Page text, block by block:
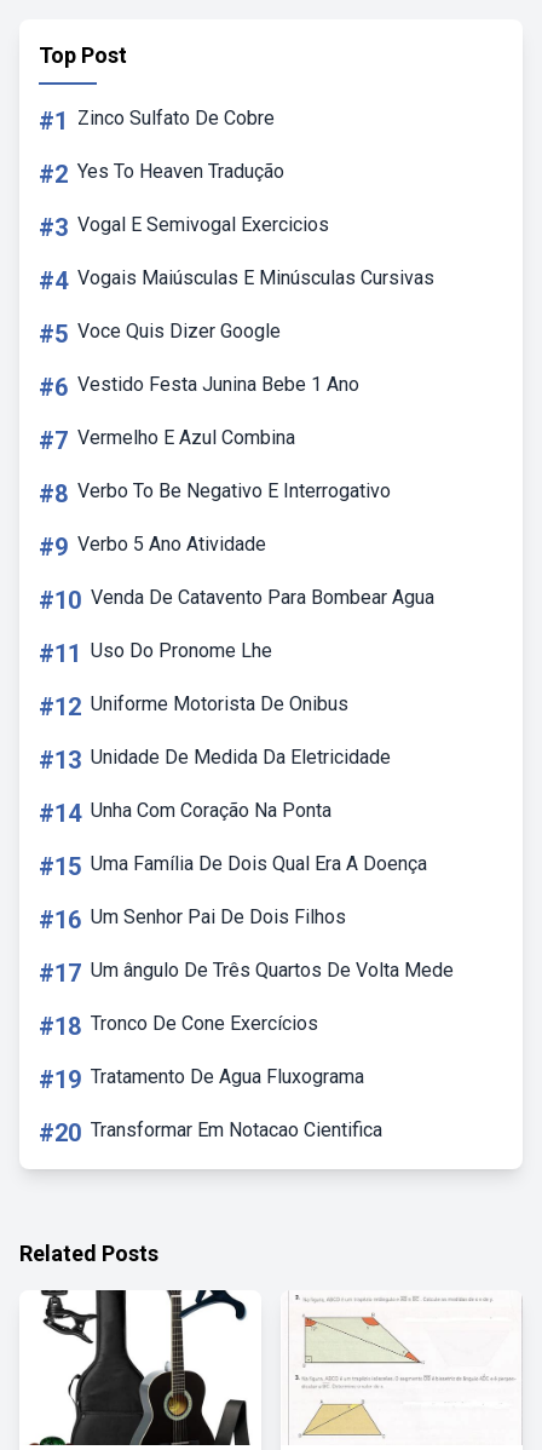
Top Post
#1 Zinco Sulfato De Cobre
#2 Yes To Heaven Tradução
#3 Vogal E Semivogal Exercicios
#4 Vogais Maiúsculas E Minúsculas Cursivas
#5 Voce Quis Dizer Google
#6 Vestido Festa Junina Bebe 1 Ano
#7 Vermelho E Azul Combina
#8 Verbo To Be Negativo E Interrogativo
#9 Verbo 5 Ano Atividade
#10 Venda De Catavento Para Bombear Agua
#11 Uso Do Pronome Lhe
#12 Uniforme Motorista De Onibus
#13 Unidade De Medida Da Eletricidade
#14 Unha Com Coração Na Ponta
#15 Uma Família De Dois Qual Era A Doença
#16 Um Senhor Pai De Dois Filhos
#17 Um ângulo De Três Quartos De Volta Mede
#18 Tronco De Cone Exercícios
#19 Tratamento De Agua Fluxograma
#20 Transformar Em Notacao Cientifica
Related Posts